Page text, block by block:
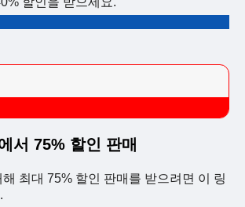
서 75% 할인 판매
최대 75% 할인 판매를 받으려면 이 링